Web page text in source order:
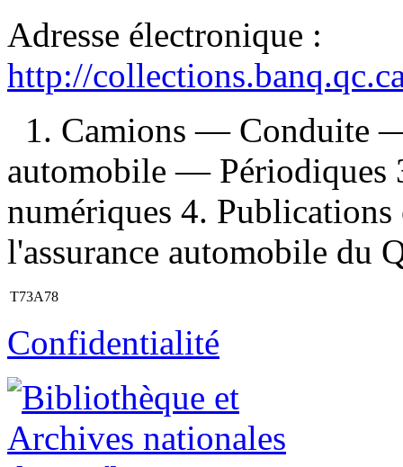
Adresse électronique :
http://
1. Camions — Conduite
automobile — Périodiques
numériques 4.
l'assurance automobile du
T73A78
Confidentialité